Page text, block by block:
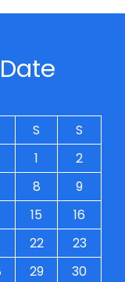
S
S
1
2
8
9
15
16
22
23
29
30